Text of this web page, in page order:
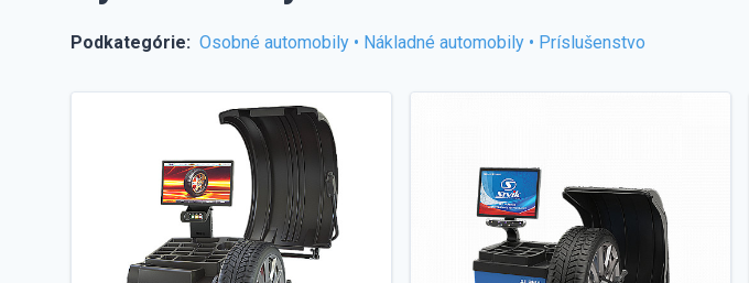
Podkategórie: Osobné automobily • Nákladné automobily • Príslušenstvo